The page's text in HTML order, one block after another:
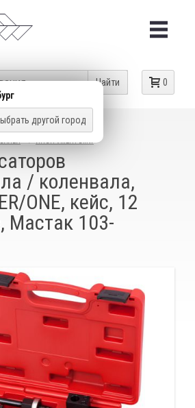
другой город
0
Найти
ИНСТРУМЕНТ
/ коленвала,
ONE, кейс, 12
Мастак 103-